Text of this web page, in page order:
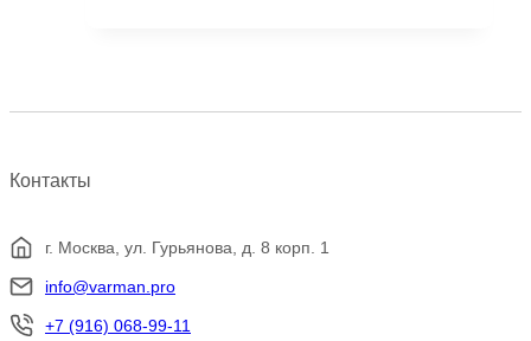
Контакты
г. Москва, ул. Гурьянова, д. 8 корп. 1
info@varman.pro
+7 (916) 068-99-11